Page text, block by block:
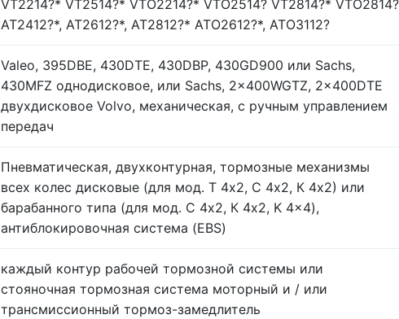
VT2214?* VT2514?* VTО2214?* VTО2514? VT2814?* VTО2814?
AT2412?*, AT2612?*, AT2812?* ATO2612?*, ATO3112?
Valeo, 395DBE, 430DTE, 430DBP, 430GD900 или Sachs,
430MFZ однодисковое, или Sachs, 2x400WGTZ, 2x400DTE
двухдисковое Volvo, механическая, с ручным управлением
передач
Пневматическая, двухконтурная, тормозные механизмы
всех колес дисковые (для мод. Т 4х2, С 4х2, К 4х2) или
барабанного типа (для мод. С 4х2, К 4х2, K 4x4),
антиблокировочная система (EBS)
каждый контур рабочей тормозной системы или
стояночная тормозная система моторный и / или
трансмиссионный тормоз-замедлитель